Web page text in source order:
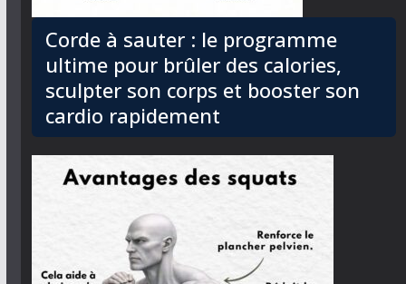
Corde à sauter : le programme
ultime pour brûler des calories,
sculpter son corps et booster son
cardio rapidement